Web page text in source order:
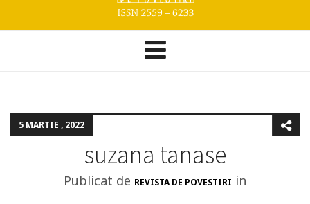
5 MARTIE , 2022
suzana tanase
Publicat de REVISTA DE POVESTIRI in